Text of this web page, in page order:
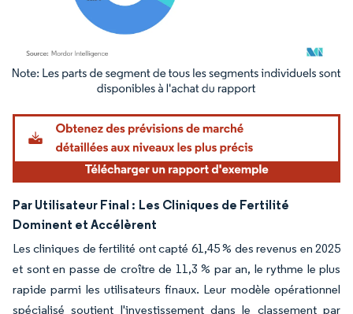
Image © Mordor Intelligence. La réutilisation nécessite une attribution sous CC BY
Par Utilisateur Final : Les Cliniques de Fertilité
Dominent et Accélèrent
Les cliniques de fertilité ont capté 61,45 % des revenus en 2025
et sont en passe de croître de 11,3 % par an, le rythme le plus
rapide parmi les utilisateurs finaux. Leur modèle opérationnel
spécialisé soutient l'investissement dans le classement par